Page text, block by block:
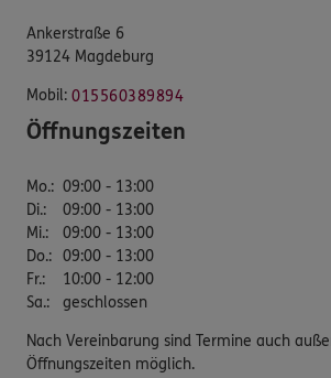
Ankerstraße 6
39124 Magdeburg
Mobil: 015560389894
Öffnungszeiten
Mo.: 09:00 - 13:00
Di.:
09:00 - 13:00
Mi.:
09:00 - 13:00
Do.: 09:00 - 13:00
Fr.:
10:00 - 12:00
Sa.: geschlossen
Nach Vereinbarung sind Termine auch
Öffnungszeiten möglich.